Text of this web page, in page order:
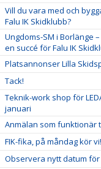
Vill du vara med och
Falu IK Skidklubb?
Ungdoms-SM i Borlänge
en succé för Falu IK
Platsannonser Lilla
Tack!
Teknik-work shop för
januari
Anmälan som funktionär
FIK-fika, på måndag kör vi!
Observera nytt datum för